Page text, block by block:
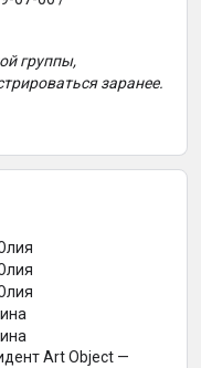
группы,
заранее.
Art Object —